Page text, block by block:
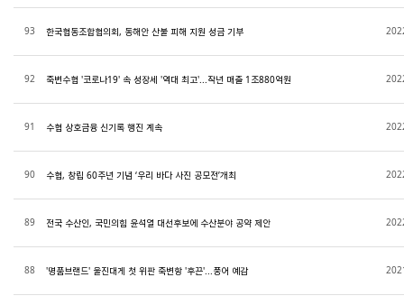
93 한국협동조합협의회, 동해안 산불 피해 지원 성금 기부
92 죽변수협 '코로나19' 속 성장세 '역대 최고'...작년 매출 1조880억원
91 수협 상호금융 신기록 행진 계속
90 수협, 창립 60주년 기념 ‘우리 바다 사진 공모전’개최
89 전국 수산인, 국민의힘 윤석열 대선후보에 수산분야 공약 제안
88 '명품브랜드' 울진대게 첫 위판 죽변항 '후끈'...풍어 예감